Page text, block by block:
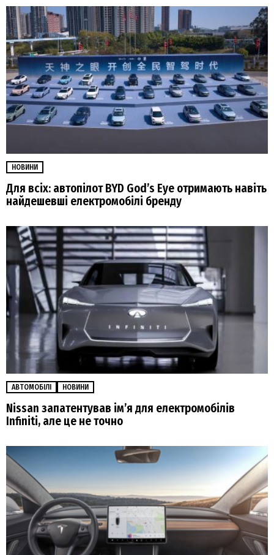
НОВИНИ
Для всіх: автопілот BYD God’s Eye отримають навіть
найдешевші електромобілі бренду
АВТОМОБІЛІ НОВИНИ
Nissan запатентував ім’я для електромобілів
Infiniti, але це не точно